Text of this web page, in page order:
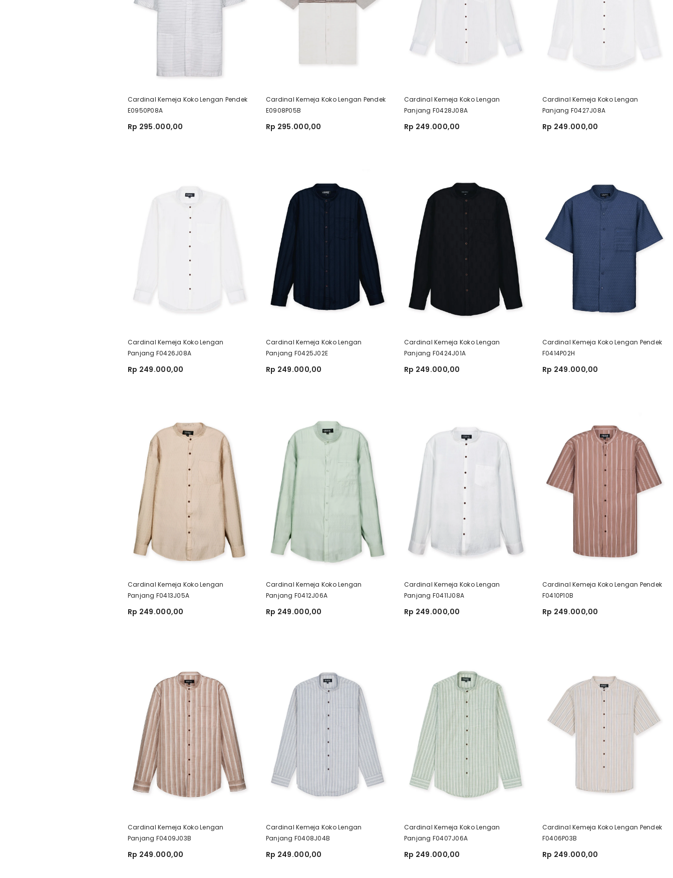
Cardinal Kemeja Koko Lengan Pendek
E0950P08A
Rp 295.000,00
Cardinal Kemeja Koko Lengan Pendek
E0908P05B
Rp 295.000,00
Cardinal Kemeja Koko Lengan
Panjang F0428J08A
Rp 249.000,00
Cardinal Kemeja Koko Lengan
Panjang F0427J08A
Rp 249.000,00
Cardinal Kemeja Koko Lengan
Panjang F0426J08A
Rp 249.000,00
Cardinal Kemeja Koko Lengan
Panjang F0425J02E
Rp 249.000,00
Cardinal Kemeja Koko Lengan
Panjang F0424J01A
Rp 249.000,00
Cardinal Kemeja Koko Lengan Pendek
F0414P02H
Rp 249.000,00
Cardinal Kemeja Koko Lengan
Panjang F0413J05A
Rp 249.000,00
Cardinal Kemeja Koko Lengan
Panjang F0412J06A
Rp 249.000,00
Cardinal Kemeja Koko Lengan
Panjang F0411J08A
Rp 249.000,00
Cardinal Kemeja Koko Lengan Pendek
F0410P10B
Rp 249.000,00
Cardinal Kemeja Koko Lengan
Panjang F0409J03B
Rp 249.000,00
Cardinal Kemeja Koko Lengan
Panjang F0408J04B
Rp 249.000,00
Cardinal Kemeja Koko Lengan
Panjang F0407J06A
Rp 249.000,00
Cardinal Kemeja Koko Lengan Pendek
F0406P03B
Rp 249.000,00